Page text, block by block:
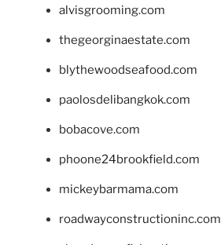
alvisgrooming.com
thegeorginaestate.com
blythewoodseafood.com
paolosdelibangkok.com
bobacove.com
phoone24brookfield.com
mickeybarmama.com
roadwayconstructioninc.com